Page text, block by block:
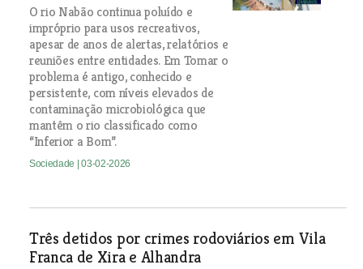
O rio Nabão continua poluído e
impróprio para usos recreativos,
apesar de anos de alertas, relatórios e
reuniões entre entidades. Em Tomar o
problema é antigo, conhecido e
persistente, com níveis elevados de
contaminação microbiológica que
mantêm o rio classificado como
“Inferior a Bom”.
Sociedade | 03-02-2026
Três detidos por crimes rodoviários em Vila
Franca de Xira e Alhandra